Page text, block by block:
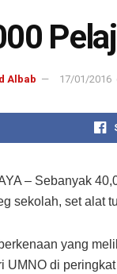
Albab 17/01/2016
– Sebanyak
sekolah, set alat
yang
UMNO di